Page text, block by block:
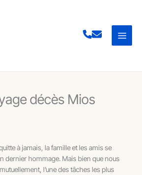
décès Mios
à jamais, la famille et les amis se
dernier hommage. Mais bien que nous
l’une des tâches les plus